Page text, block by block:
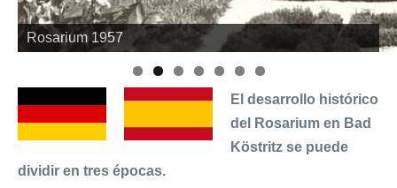
Rosarium 1961
El desarrollo histórico
del Rosarium en Bad
Köstritz se puede
dividir en tres épocas.